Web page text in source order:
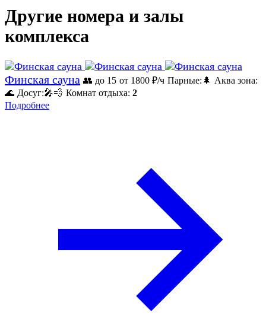
Другие номера и залы
комплекса
Финская сауна 👥 до 15 от 1800 ₽/ч Парные: 🌲 Аква зона:
🌊 Досуг:🎤💨 Комнат отдыха: 2
Подробнее